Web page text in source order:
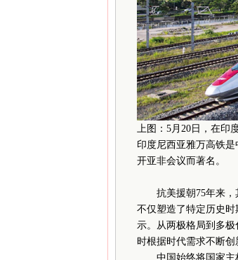
上图：5月20日，在印
印度尼西亚雅万高铁
开亚非会议而著名。
抗美援朝75年来，其
不仅塑造了特定历史
示。从两极格局到多
时根据时代需求不断创
中国始终将国家主权